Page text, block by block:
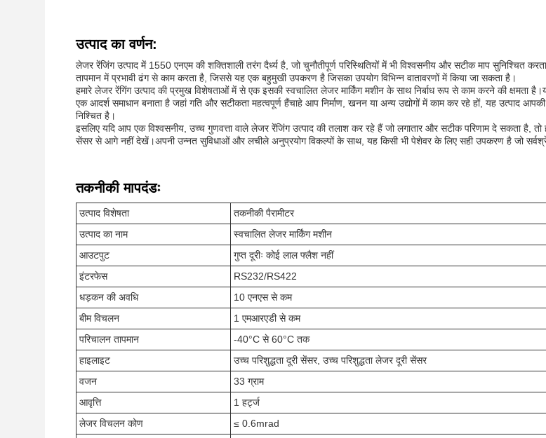
उत्पाद का वर्णन:
लेजर रेंजिंग उत्पाद में 1550 एनएम की शक्तिशाली तरंग दैर्ध्य है, जो चुनौतीपूर्ण परिस्थितियों में भी विश्वसनीय और सटीक माप सुनिश्चित
तापमान में प्रभावी ढंग से काम करता है, जिससे यह एक बहुमुखी उपकरण है जिसका उपयोग विभिन्न वातावरणों में किया जा सकता है।
हमारे लेजर रेंगिंग उत्पाद की प्रमुख विशेषताओं में से एक इसकी स्वचालित लेजर मार्किंग मशीन के साथ निर्बाध रूप से काम करने की क्षमता
एक आदर्श समाधान बनाता है जहां गति और सटीकता महत्वपूर्ण हैंचाहे आप निर्माण, खनन या अन्य उद्योगों में काम कर रहे हों, यह उत्पाद
निश्चित है।
इसलिए यदि आप एक विश्वसनीय, उच्च गुणवत्ता वाले लेजर रेंजिंग उत्पाद की तलाश कर रहे हैं जो लगातार और सटीक परिणाम दे सकता है,
सेंसर से आगे नहीं देखें।अपनी उन्नत सुविधाओं और लचीले अनुप्रयोग विकल्पों के साथ, यह किसी भी पेशेवर के लिए सही उपकरण है जो
तकनीकी मापदंडः
उत्पाद विशेषता
तकनीकी पैरामीटर
उत्पाद का नाम
स्वचालित लेजर मार्किंग मशीन
आउटपुट
गुप्त दूरीः कोई लाल फ्लैश नहीं
इंटरफेस
RS232/RS422
धड़कन की अवधि
10 एनएस से कम
बीम विचलन
1 एमआरएडी से कम
परिचालन तापमान
-40°C से 60°C तक
हाइलाइट
उच्च परिशुद्धता दूरी सेंसर, उच्च परिशुद्धता लेजर दूरी सेंसर
वजन
33 ग्राम
आवृत्ति
1 हर्ट्ज
लेजर विचलन कोण
≤ 0.6mrad